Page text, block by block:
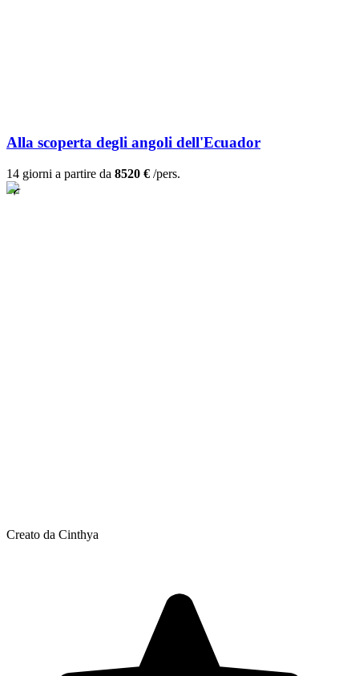
Alla scoperta degli angoli dell'Ecuador
14 giorni a partire da 8520 € /pers.
Creato da Cinthya